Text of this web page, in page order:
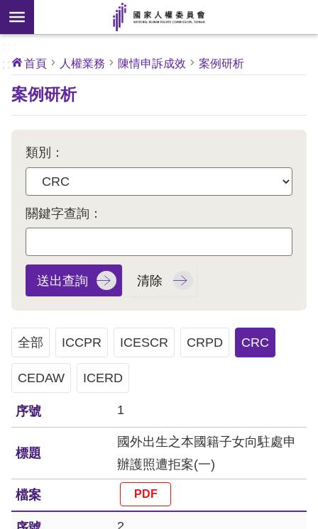
前往主要內容區塊
搜
尋
開
新
核
心
人
權
關
本
會
最
人
權
業
務
核
人
權
:::
首頁 人權業務 陳情申訴成效 案例研析
案例研析
類別：
關鍵字查詢：
全部 ICCPR ICESCR CRPD CRC
CEDAW ICERD
1
國外出生之本國籍子女向駐處申
辦護照遭拒案(一)
2